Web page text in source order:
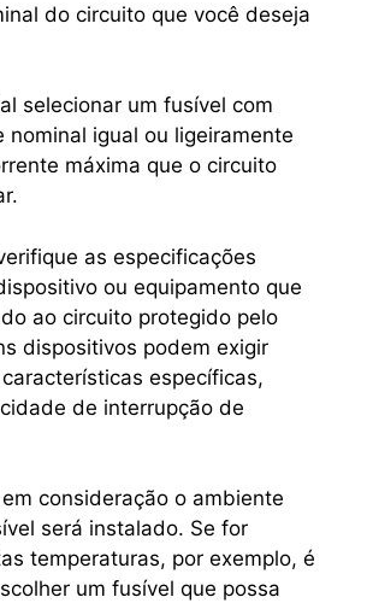
do circuito que você deseja
selecionar um fusível com
nominal igual ou ligeiramente
máxima que o circuito
as especificações
ou equipamento que
ao circuito protegido pelo
dispositivos podem exigir
específicas,
de interrupção de
consideração o ambiente
será instalado. Se for
temperaturas, por exemplo, é
um fusível que possa